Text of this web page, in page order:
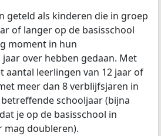
geteld als kinderen die in groep
of langer op de basisschool
moment in hun
over hebben gedaan. Met
aantal leerlingen van 12 jaar of
meer dan 8 verblijfsjaren in
schooljaar (bijna
je op de basisschool in
mag doubleren).